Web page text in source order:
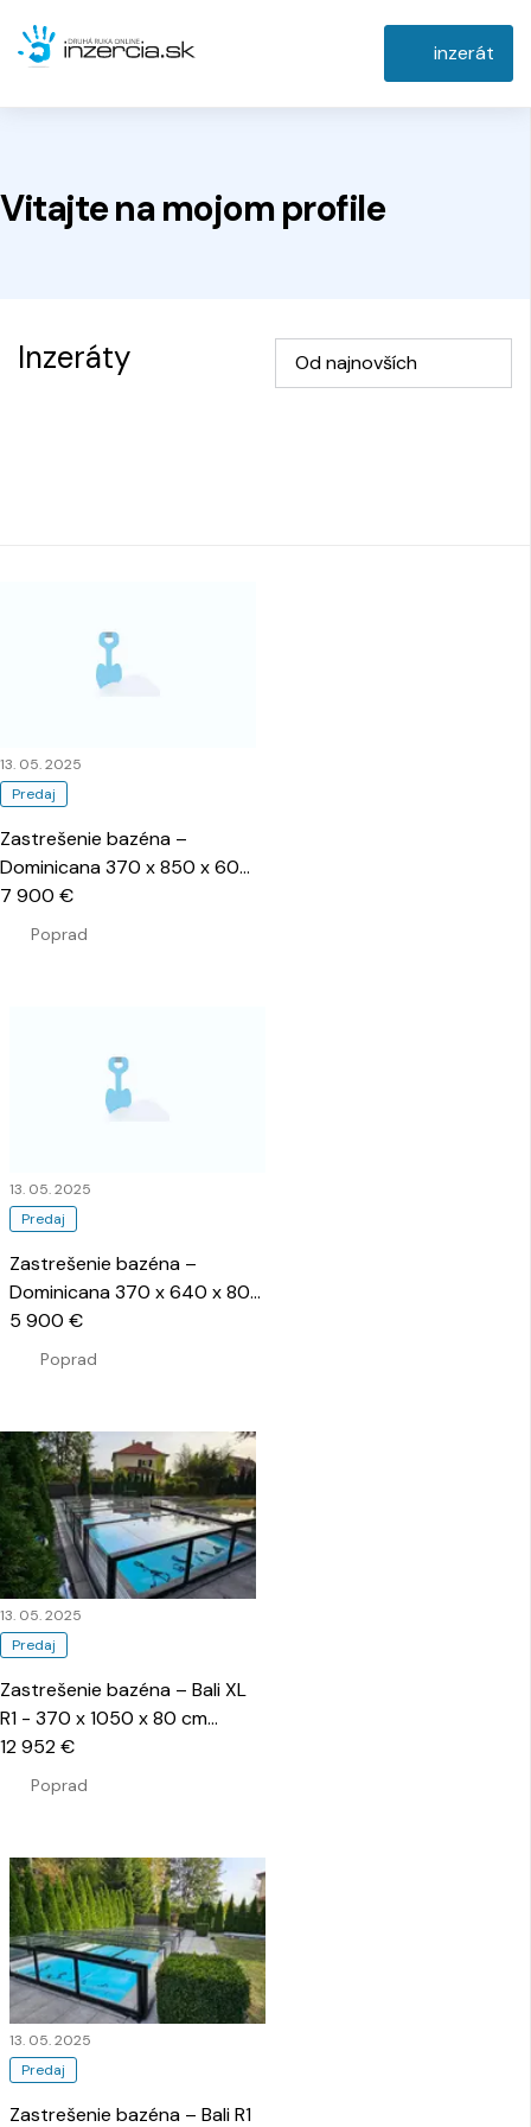
inzerát
Vitajte na mojom profile
Inzeráty Od najnovších
Predaj
13. 05. 2025
Zastrešenie bazéna –
Dominicana 370 x 850 x 60
cm…
Poprad
7 900 €
Predaj
13. 05. 2025
Zastrešenie bazéna –
Dominicana 370 x 640 x 80
cm…
Poprad
5 900 €
Predaj
13. 05. 2025
Zastrešenie bazéna – Bali XL
R1 - 370 x 1050 x 80 cm…
Poprad
12 952 €
Predaj
13. 05. 2025
Zastrešenie bazéna – Bali R1